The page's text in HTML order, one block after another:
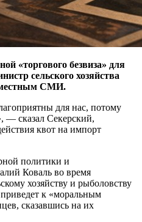
«торгового безвиза» для
сельского хозяйства
СМИ.
для нас, потому
— сказал Секерский,
квот на импорт
политики и
Коваль во время
хозяйству и рыболовству
к «моральным
сказавшись на их